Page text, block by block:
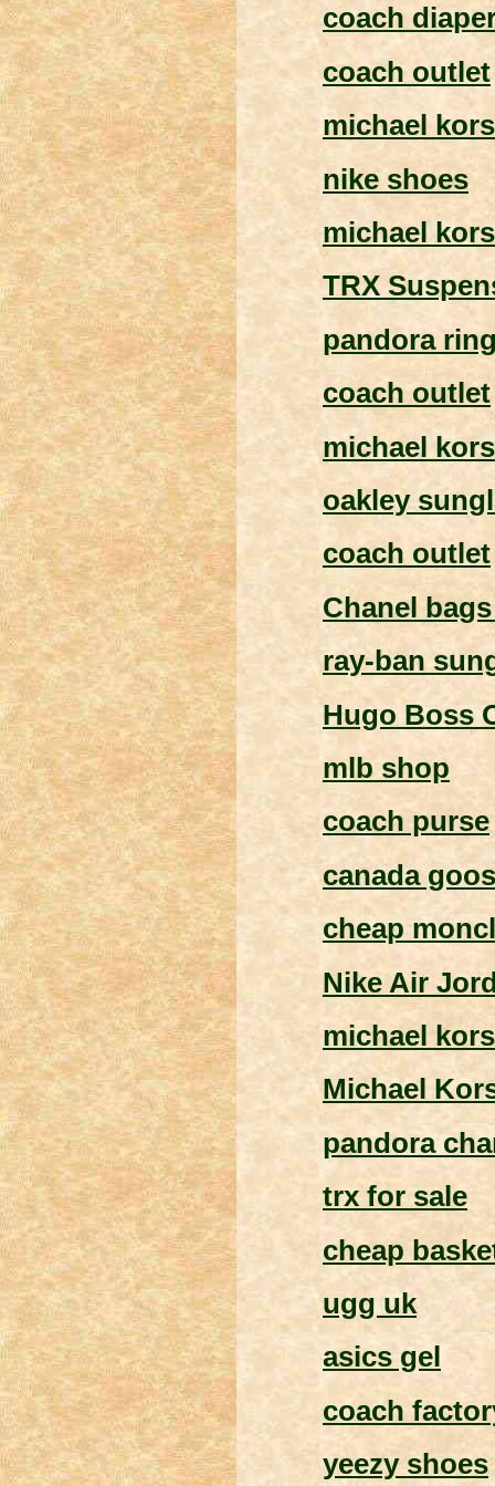
coach
coach outlet
michael
nike shoes
michael
TRX
pandora
coach outlet
michael
oakley
coach outlet
Chanel
ray-ban
Hugo Boss
mlb shop
coach purse
canada
cheap
Nike Air
michael
Michael
pandora
trx for sale
cheap
ugg uk
asics gel
coach
yeezy shoes